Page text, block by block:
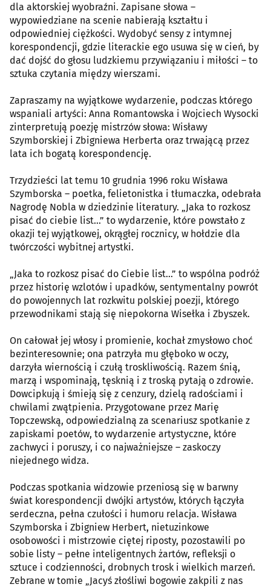
dla aktorskiej wyobraźni. Zapisane słowa –
wypowiedziane na scenie nabierają kształtu i
odpowiedniej ciężkości. Wydobyć sensy z intymnej
korespondencji, gdzie literackie ego usuwa się w cień, by
dać dojść do głosu ludzkiemu przywiązaniu i miłości – to
sztuka czytania między wierszami.
Zapraszamy na wyjątkowe wydarzenie, podczas którego
wspaniali artyści: Anna Romantowska i Wojciech Wysocki
zinterpretują poezję mistrzów słowa: Wisławy
Szymborskiej i Zbigniewa Herberta oraz trwającą przez
lata ich bogatą korespondencję.
Trzydzieści lat temu 10 grudnia 1996 roku Wisława
Szymborska – poetka, felietonistka i tłumaczka, odebrała
Nagrodę Nobla w dziedzinie literatury. „Jaka to rozkosz
pisać do ciebie list…” to wydarzenie, które powstało z
okazji tej wyjątkowej, okrągłej rocznicy, w hołdzie dla
twórczości wybitnej artystki.
„Jaka to rozkosz pisać do Ciebie list…” to wspólna podróż
przez historię wzlotów i upadków, sentymentalny powrót
do powojennych lat rozkwitu polskiej poezji, którego
przewodnikami stają się niepokorna Wisełka i Zbyszek.
On całował jej włosy i promienie, kochał zmysłowo choć
bezinteresownie; ona patrzyła mu głęboko w oczy,
darzyła wiernością i czułą troskliwością. Razem śnią,
marzą i wspominają, tęsknią i z troską pytają o zdrowie.
Dowcipkują i śmieją się z cenzury, dzielą radościami i
chwilami zwątpienia. Przygotowane przez Marię
Topczewską, odpowiedzialną za scenariusz spotkanie z
zapiskami poetów, to wydarzenie artystyczne, które
zachwyci i poruszy, i co najważniejsze – zaskoczy
niejednego widza.
Podczas spotkania widzowie przeniosą się w barwny
świat korespondencji dwójki artystów, których łączyła
serdeczna, pełna czułości i humoru relacja. Wisława
Szymborska i Zbigniew Herbert, nietuzinkowe
osobowości i mistrzowie ciętej riposty, pozostawili po
sobie listy – pełne inteligentnych żartów, refleksji o
sztuce i codzienności, drobnych trosk i wielkich marzeń.
Zebrane w tomie „Jacyś złośliwi bogowie zakpili z nas